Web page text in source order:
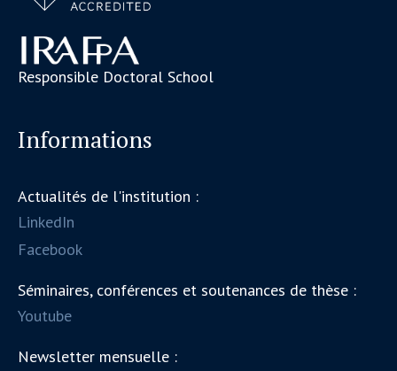
Responsible Doctoral School
Informations
Actualités de l'institution :
LinkedIn
Facebook
Séminaires, conférences et soutenances de thèse :
Youtube
Newsletter mensuelle :